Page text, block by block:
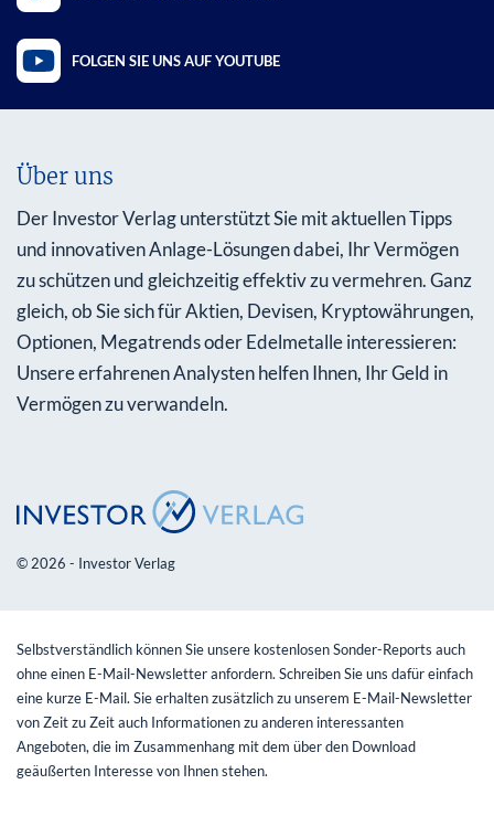
FOLGEN SIE UNS AUF YOUTUBE
Über uns
Der Investor Verlag unterstützt Sie mit aktuellen Tipps
und innovativen Anlage-Lösungen dabei, Ihr Vermögen
zu schützen und gleichzeitig effektiv zu vermehren. Ganz
gleich, ob Sie sich für Aktien, Devisen, Kryptowährungen,
Optionen, Megatrends oder Edelmetalle interessieren:
Unsere erfahrenen Analysten helfen Ihnen, Ihr Geld in
Vermögen zu verwandeln.
© 2026 - Investor Verlag
Selbstverständlich können Sie unsere kostenlosen Sonder-Reports auch
ohne einen E-Mail-Newsletter anfordern. Schreiben Sie uns dafür einfach
eine kurze E-Mail. Sie erhalten zusätzlich zu unserem E-Mail-Newsletter
von Zeit zu Zeit auch Informationen zu anderen interessanten
Angeboten, die im Zusammenhang mit dem über den Download
geäußerten Interesse von Ihnen stehen.